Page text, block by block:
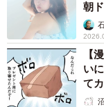
朝
【
い
て